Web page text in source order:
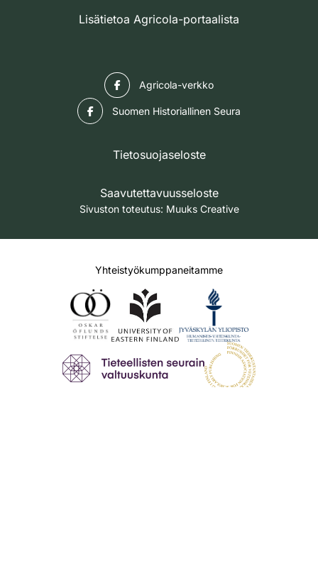
Lisätietoa Agricola-portaalista
Agricola-verkko
Suomen Historiallinen Seura
Tietosuojaseloste
Saavutettavuusseloste
Sivuston toteutus: Muuks Creative
Yhteistyökumppaneitamme